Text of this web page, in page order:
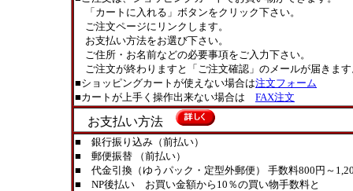
「カートに入れる」ボタンをクリック下さい。
ご注文ページにリンクします。
お支払い方法をお選び下さい。
ご住所・お名前などの必要事項をご入力下さい。
ご注文が終わりますと「ご注文確認」のメールが届きま
■ショッピングカートが使えない場合は注文フォーム
■カートが上手く操作出来ない場合は FAX注文
お支払い方法
■ 銀行振り込み（前払い）
■ 郵便振替 （前払い）
■ 代金引換（ゆうパック・定型外郵便） 手数料800円～
■ NP後払い お買い金額から10％の買い物手数料と